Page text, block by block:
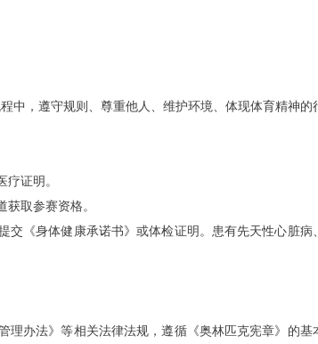
中，遵守规则、尊重他人、维护环境、体现体育精神的
证明。
取参赛资格。
《身体健康承诺书》或体检证明。患有先天性心脏病
办法》等相关法律法规，遵循《奥林匹克宪章》的基